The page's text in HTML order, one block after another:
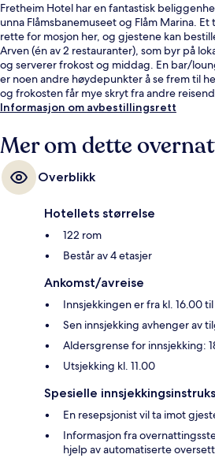
Fretheim Hotel har en fantastisk
unna Flåmsbanemuseet og Flåm Marina.
rette for mosjon her, og gjestene kan
Arven (én av 2 restauranter), som byr på
og serverer frokost og middag. En bar/
er noen andre høydepunkter å se frem til
og frokosten får mye skryt fra andre
Informasjon om avbestillingsrett
Mer om dette
Overblikk
Hotellets størrelse
122 rom
Består av 4 etasjer
Ankomst/avreise
Innsjekkingen er fra kl. 16.00
Sen innsjekking avhenger av
Aldersgrense for innsjekking:
Utsjekking kl. 11.00
Spesielle
En resepsjonist vil ta imot
Informasjon fra
hjelp av automatiserte